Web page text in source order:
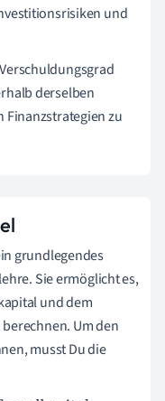
und
derselben
Finanzstrategien zu
grundlegendes
Sie ermöglicht es,
und dem
Um den
musst Du die